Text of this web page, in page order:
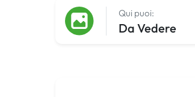
Qui puoi:
Da Vedere